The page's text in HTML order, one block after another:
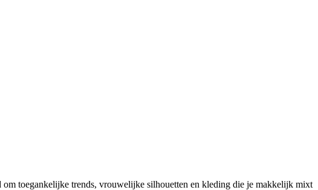
om toegankelijke trends, vrouwelijke silhouetten en kleding die je makkelijk mixt